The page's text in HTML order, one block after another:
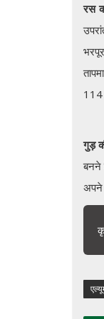
रस
114
गुड़
बनने
अपने